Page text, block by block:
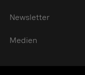
Newsletter
Medien